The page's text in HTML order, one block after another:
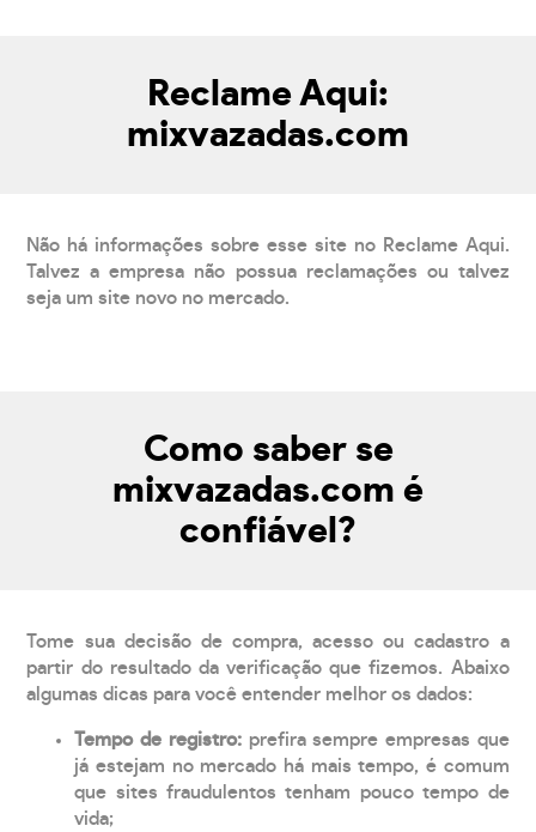
Reclame Aqui:
mixvazadas.com
Não há informações sobre esse site no Reclame Aqui.
Talvez a empresa não possua reclamações ou talvez
seja um site novo no mercado.
Como saber se
mixvazadas.com é
confiável?
Tome sua decisão de compra, acesso ou cadastro a
partir do resultado da verificação que fizemos. Abaixo
algumas dicas para você entender melhor os dados:
Tempo de registro: prefira sempre empresas que
já estejam no mercado há mais tempo, é comum
que sites fraudulentos tenham pouco tempo de
vida;